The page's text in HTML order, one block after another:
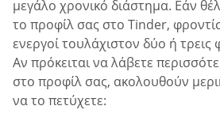
μεγάλο χρονικό διάστημα. Εάν
το προφίλ σας στο Tinder,
ενεργοί τουλάχιστον δύο ή
Αν πρόκειται να λάβετε
στο προφίλ σας, ακολουθούν
να το πετύχετε: